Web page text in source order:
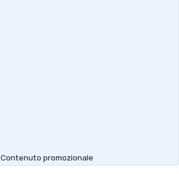
Contenuto promozionale